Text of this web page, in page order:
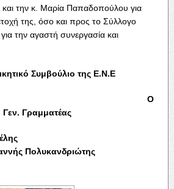
την κ. Μαρία Παπαδοπούλου για
της, όσο και προς το Σύλλογο
την αγαστή συνεργασία και
Συμβούλιο της Ε.Ν.Ε
Ο
Γεν. Γραμματέας
Σκουτέλης
Πολυκανδριώτης